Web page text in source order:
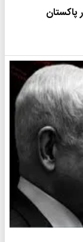
پاکستان